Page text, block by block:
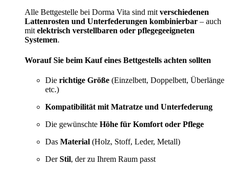
Alle Bettgestelle bei Dorma Vita sind mit verschiedenen
Lattenrosten und Unterfederungen kombinierbar – auch
mit elektrisch verstellbaren oder pflegegeeigneten
Systemen.
Worauf Sie beim Kauf eines Bettgestells achten sollten
Die richtige Größe (Einzelbett, Doppelbett, Überlänge
etc.)
Kompatibilität mit Matratze und Unterfederung
Die gewünschte Höhe für Komfort oder Pflege
Das Material (Holz, Stoff, Leder, Metall)
DerStil, der zu Ihrem Raum passt